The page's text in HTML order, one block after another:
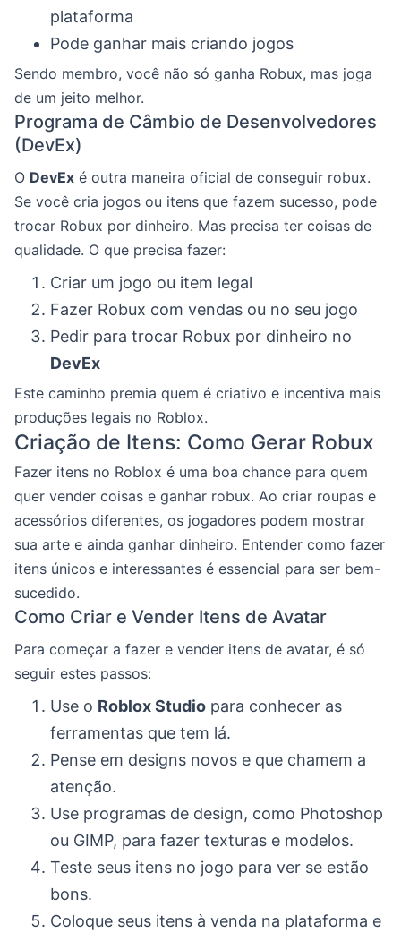
plataforma
Pode ganhar mais criando jogos
Sendo membro, você não só ganha Robux, mas joga
de um jeito melhor.
Programa de Câmbio de Desenvolvedores
(DevEx)
O DevEx é outra maneira oficial de conseguir robux.
Se você cria jogos ou itens que fazem sucesso, pode
trocar Robux por dinheiro. Mas precisa ter coisas de
qualidade. O que precisa fazer:
Criar um jogo ou item legal
Fazer Robux com vendas ou no seu jogo
Pedir para trocar Robux por dinheiro no
DevEx
Este caminho premia quem é criativo e incentiva mais
produções legais no Roblox.
Criação de Itens: Como Gerar Robux
Fazer itens no Roblox é uma boa chance para quem
quer vender coisas e ganhar robux. Ao criar roupas e
acessórios diferentes, os jogadores podem mostrar
sua arte e ainda ganhar dinheiro. Entender como fazer
itens únicos e interessantes é essencial para ser bem-
sucedido.
Como Criar e Vender Itens de Avatar
Para começar a fazer e vender itens de avatar, é só
seguir estes passos:
Use o Roblox Studio para conhecer as
ferramentas que tem lá.
Pense em designs novos e que chamem a
atenção.
Use programas de design, como Photoshop
ou GIMP, para fazer texturas e modelos.
Teste seus itens no jogo para ver se estão
bons.
Coloque seus itens à venda na plataforma e